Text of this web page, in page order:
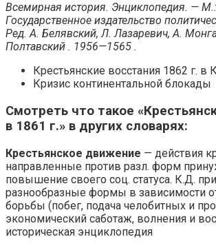
Всемирная история. Энциклопедия. — М.:
Государственное издательство
Ред. А. Белявский, Л. Лазаревич, А.
Полтавский . 1956—1565 .
Крестьянские восстания 1862 г. в
Кризис континентальной блокады
Смотреть что такое
в 1861 г.» в других словарях:
Крестьянское движение — действия
направленные против разл. форм
повышение своего соц. статуса. К.Д.
разнообразные формы в зависимости
борьбы (побег, подача челобитных и
экономический саботаж, волнения и
историческая энциклопедия